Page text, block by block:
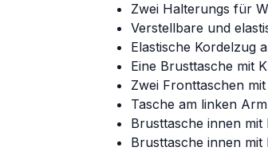
Zwei Halterungs für
Verstellbare und
Elastische Kordelzug
Eine Brusttasche mit
Zwei Fronttaschen
Tasche am linken
Brusttasche innen mit
Brusttasche innen mit